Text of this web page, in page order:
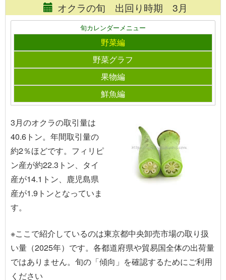
オクラの旬 出回り時期 3月
旬カレンダーメニュー
野菜編
野菜グラフ
果物編
鮮魚編
3月のオクラの取引量は
40.6トン。年間取引量の
約2％ほどです。フィリピ
ン産が約22.3トン、タイ
産が14.1トン、鹿児島県
産が1.9トンとなっていま
す。
※ここで紹介しているのは東京都中央卸売市場の取り扱
い量（2025年）です。各都道府県や貿易国全体の出荷量
ではありません。旬の「傾向」を確認するためにご利用
ください